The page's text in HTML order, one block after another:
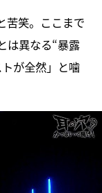
苦笑。ここまで
は異なる“暴露
が全然」と噛